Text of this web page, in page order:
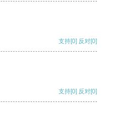
支持[0] 反对[0]
支持[0] 反对[0]